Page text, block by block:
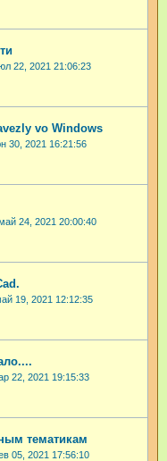
22, 2021 21:06:23
vo Windows
30, 2021 16:21:56
24, 2021 20:00:40
19, 2021 12:12:35
22, 2021 19:15:33
тематикам
05, 2021 17:56:10